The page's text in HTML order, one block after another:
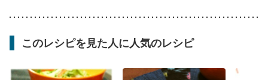
このレシピを見た人に人気のレシピ